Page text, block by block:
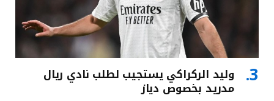
وليد الركراكي يستجيب لطلب نادي ريال
مدريد بخصوص دياز